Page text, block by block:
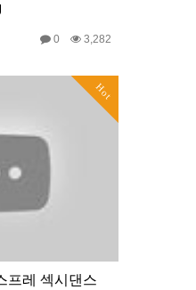
0 3,282
Hot
프레 섹시댄스